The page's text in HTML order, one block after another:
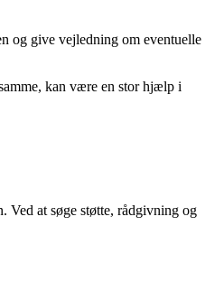
og give vejledning om eventuelle
kan være en stor hjælp i
Ved at søge støtte, rådgivning og